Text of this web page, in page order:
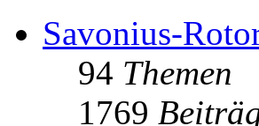
Savonius-
94 Themen
1769